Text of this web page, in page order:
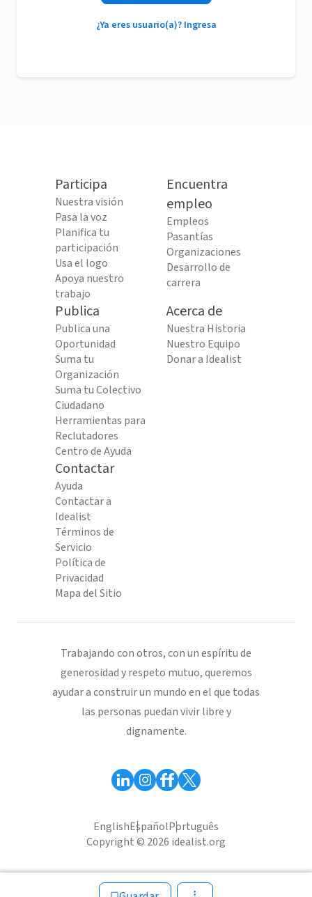
¿Ya eres usuario(a)? Ingresa
Participa
Nuestra visión
Pasa la voz
Planifica tu
participación
Usa el logo
Apoya nuestro
trabajo
Encuentra
empleo
Empleos
Pasantías
Organizaciones
Desarrollo de
carrera
Publica
Publica una
Oportunidad
Suma tu
Organización
Suma tu Colectivo
Ciudadano
Herramientas para
Reclutadores
Centro de Ayuda
Acerca de
Nuestra Historia
Nuestro Equipo
Donar a Idealist
Contactar
Ayuda
Contactar a
Idealist
Términos de
Servicio
Política de
Privacidad
Mapa del Sitio
Trabajando con otros, con un espíritu de
generosidad y respeto mutuo, queremos
ayudar a construir un mundo en el que todas
las personas puedan vivir libre y
dignamente.
EnglishEspañolPortuguês
Copyright © 2026 idealist.org